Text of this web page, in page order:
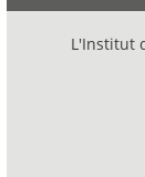
L'Institut